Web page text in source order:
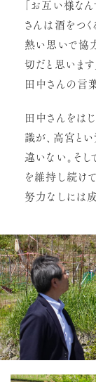
「お互い様な
さんは酒をつく
熱い思いで協
切だと思います
田中さんの言
田中さんをは
識が、高宮と
違いない。そ
を維持し続け
努力なしには